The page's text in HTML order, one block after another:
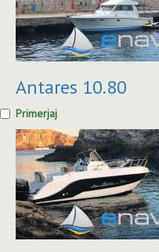
Antares 10.80
Primerjaj